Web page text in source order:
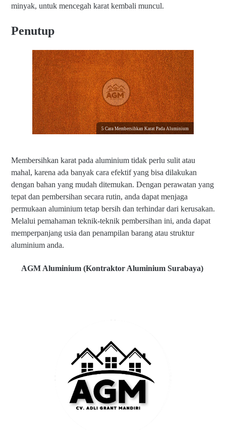
minyak, untuk mencegah karat kembali muncul.
Penutup
5 Cara Membersihkan Karat Pada Aluminium
Membersihkan karat pada aluminium tidak perlu sulit atau
mahal, karena ada banyak cara efektif yang bisa dilakukan
dengan bahan yang mudah ditemukan. Dengan perawatan yang
tepat dan pembersihan secara rutin, anda dapat menjaga
permukaan aluminium tetap bersih dan terhindar dari kerusakan.
Melalui pemahaman teknik-teknik pembersihan ini, anda dapat
memperpanjang usia dan penampilan barang atau struktur
aluminium anda.
AGM Aluminium (Kontraktor Aluminium Surabaya)